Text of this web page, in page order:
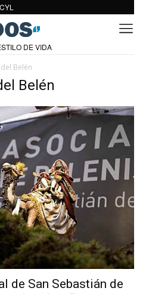
CYL
DE VIDA
Belén
Belén
de San Sebastián de